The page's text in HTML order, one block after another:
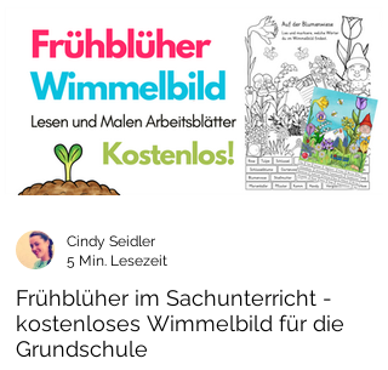
Frühblüher im Sachunterricht -
kostenloses Wimmelbild für die
Grundschule
Cindy Seidler
5 Min. Lesezeit